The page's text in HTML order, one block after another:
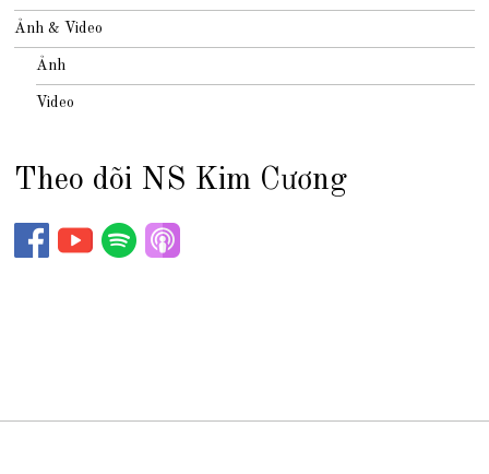
Ảnh & Video
Ảnh
Video
Theo dõi NS Kim Cương